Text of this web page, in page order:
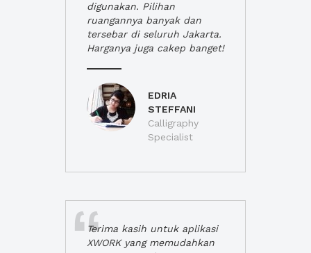
digunakan. Pilihan
ruangannya banyak dan
tersebar di seluruh Jakarta.
Harganya juga cakep banget!
EDRIA
STEFFANI
Calligraphy
Specialist
Terima kasih untuk aplikasi
XWORK yang memudahkan